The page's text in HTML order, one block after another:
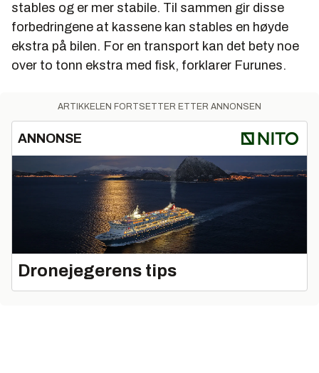
stables og er mer stabile. Til sammen gir disse
forbedringene at kassene kan stables en høyde
ekstra på bilen. For en transport kan det bety noe
over to tonn ekstra med fisk, forklarer Furunes.
ARTIKKELEN FORTSETTER ETTER ANNONSEN
ANNONSE
Dronejegerens tips